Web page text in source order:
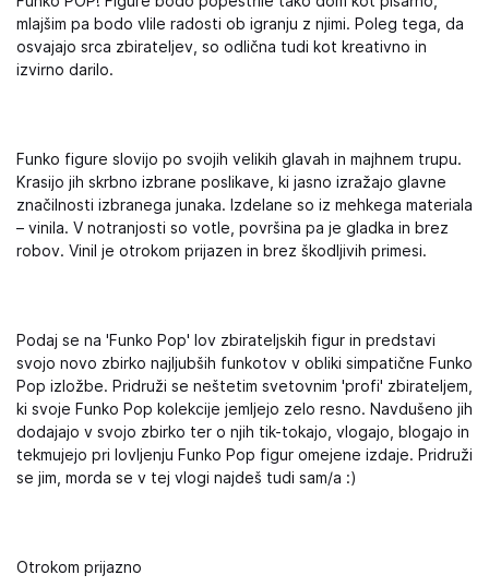
mlajšim pa bodo vlile radosti ob igranju z njimi. Poleg tega, da
osvajajo srca zbirateljev, so odlična tudi kot kreativno in
izvirno darilo.
Funko figure slovijo po svojih velikih glavah in majhnem trupu.
Krasijo jih skrbno izbrane poslikave, ki jasno izražajo glavne
značilnosti izbranega junaka. Izdelane so iz mehkega materiala
– vinila. V notranjosti so votle, površina pa je gladka in brez
robov. Vinil je otrokom prijazen in brez škodljivih primesi.
Podaj se na 'Funko Pop' lov zbirateljskih figur in predstavi
svojo novo zbirko najljubših funkotov v obliki simpatične Funko
Pop izložbe. Pridruži se neštetim svetovnim 'profi' zbirateljem,
ki svoje Funko Pop kolekcije jemljejo zelo resno. Navdušeno jih
dodajajo v svojo zbirko ter o njih tik-tokajo, vlogajo, blogajo in
tekmujejo pri lovljenju Funko Pop figur omejene izdaje. Pridruži
se jim, morda se v tej vlogi najdeš tudi sam/a :)
Otrokom prijazno